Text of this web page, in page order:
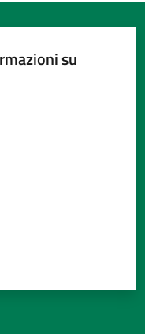
su